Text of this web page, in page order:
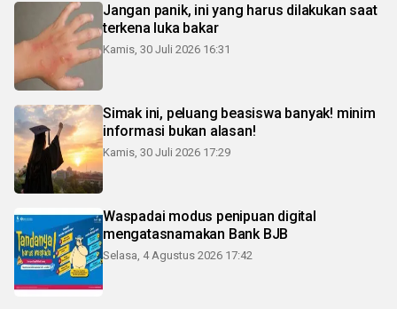
Jangan panik, ini yang harus dilakukan saat
terkena luka bakar
Kamis, 30 Juli 2026 16:31
Simak ini, peluang beasiswa banyak! minim
informasi bukan alasan!
Kamis, 30 Juli 2026 17:29
Waspadai modus penipuan digital
mengatasnamakan Bank BJB
Selasa, 4 Agustus 2026 17:42